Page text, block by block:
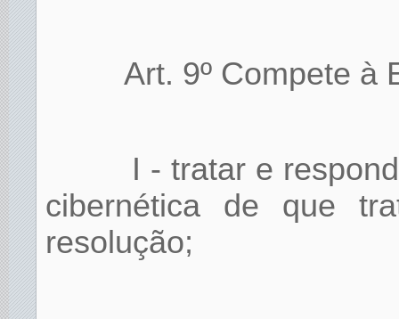
Art. 9º Compete à
I - tratar e
cibernética de que
resolução;